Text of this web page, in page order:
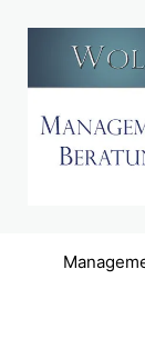
springen